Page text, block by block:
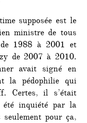
supposée est le
ministre de tous
de 1988 à 2001 et
de 2007 à 2010.
avait signé en
la pédophilie qui
Certes, il s’était
inquiété par la
pour ça,